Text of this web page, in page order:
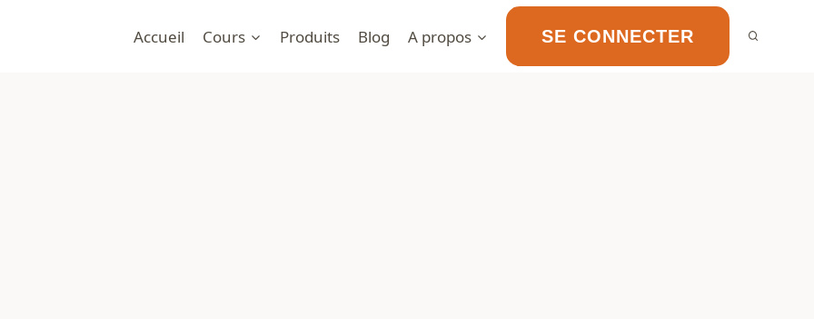
Accueil Cours Produits Blog A propos SE CONNECTER